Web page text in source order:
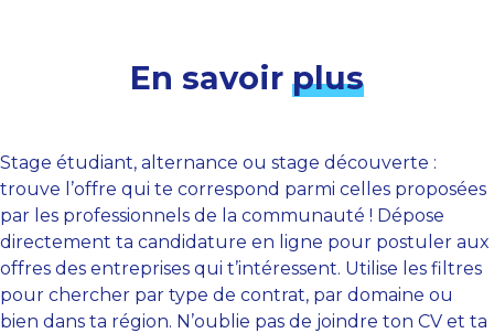
En savoir plus
Stage étudiant, alternance ou stage découverte :
trouve l’offre qui te correspond parmi celles proposées
par les professionnels de la communauté ! Dépose
directement ta candidature en ligne pour postuler aux
offres des entreprises qui t’intéressent. Utilise les filtres
pour chercher par type de contrat, par domaine ou
bien dans ta région. N’oublie pas de joindre ton CV et ta